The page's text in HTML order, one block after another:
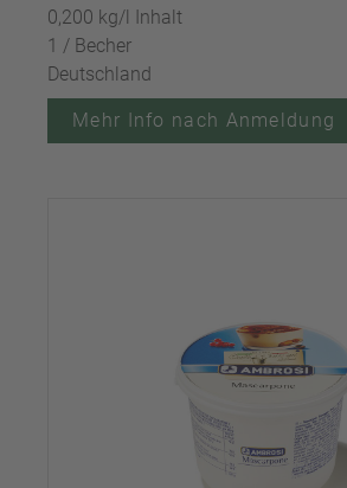
0,200 kg/l Inhalt
1 / Becher
Deutschland
Mehr Info nach Anmeldung